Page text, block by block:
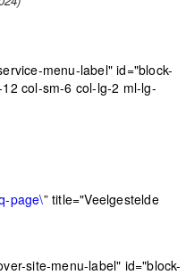
menu-label" id="block-
col-sm-6 col-lg-2 ml-lg-
page\” title="Veelgestelde
site-menu-label" id="block-